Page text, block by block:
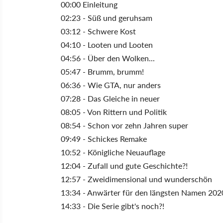
00:00 Einleitung
02:23 - Süß und geruhsam
03:12 - Schwere Kost
04:10 - Looten und Looten
04:56 - Über den Wolken...
05:47 - Brumm, brumm!
06:36 - Wie GTA, nur anders
07:28 - Das Gleiche in neuer
08:05 - Von Rittern und Politik
08:54 - Schon vor zehn Jahren super
09:49 - Schickes Remake
10:52 - Königliche Neuauflage
12:04 - Zufall und gute Geschichte?!
12:57 - Zweidimensional und wunderschön
13:34 - Anwärter für den längsten Namen
14:33 - Die Serie gibt's noch?!